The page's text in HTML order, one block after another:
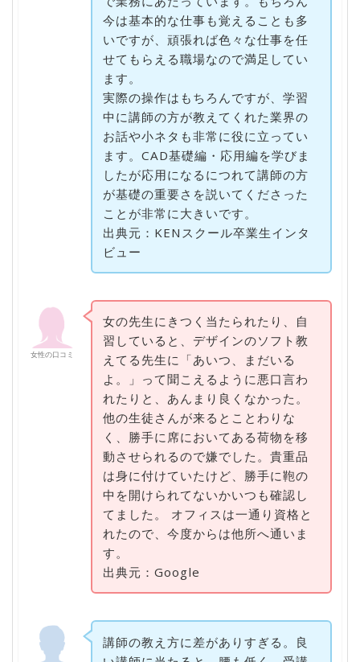
今は基本的な仕事も覚えることも多
いですが、頑張れば色々な仕事を任
せてもらえる職場なので満足してい
ます。
実際の操作はもちろんですが、学習
中に講師の方が教えてくれた業界の
お話や小ネタも非常に役に立ってい
ます。CAD基礎編・応用編を学びま
したが応用になるにつれて講師の方
が基礎の重要さを説いてくださった
ことが非常に大きいです。
出典元：KENスクール卒業生インタ
ビュー
女性の口コミ
女の先生にきつく当たられたり、自
習していると、デザインのソフト教
えてる先生に「あいつ、まだいる
よ。」って聞こえるように悪口言わ
れたりと、あんまり良くなかった。
他の生徒さんが来るとことわりな
く、勝手に席においてある荷物を移
動させられるので嫌でした。貴重品
は身に付けていたけど、勝手に鞄の
中を開けられてないかいつも確認し
てました。 オフィスは一通り資格と
れたので、今度からは他所へ通いま
す。
出典元：Google
講師の教え方に差がありすぎる。良